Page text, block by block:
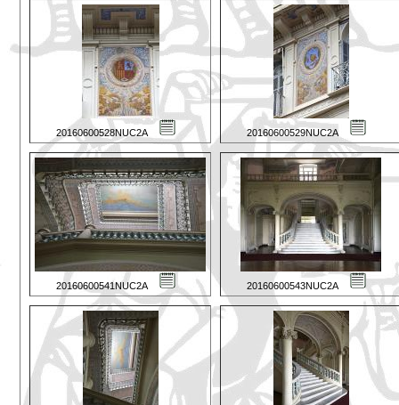
20160600528NUC2A 20160600529NUC2A
20160600541NUC2A 20160600543NUC2A